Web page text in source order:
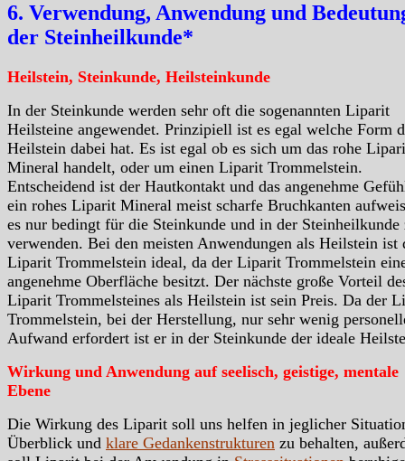
6. Verwendung, Anwendung und
der Steinheilkunde*
Heilstein, Steinkunde, Heilsteinkunde
In der Steinkunde werden sehr oft die sogenannten Liparit
Heilsteine angewendet. Prinzipiell ist es egal welche Form
Heilstein dabei hat. Es ist egal ob es sich um das rohe
Mineral handelt, oder um einen Liparit Trommelstein.
Entscheidend ist der Hautkontakt und das angenehme
ein rohes Liparit Mineral meist scharfe Bruchkanten
es nur bedingt für die Steinkunde und in der Steinheilkunde
verwenden. Bei den meisten Anwendungen als Heilstein ist
Liparit Trommelstein ideal, da der Liparit Trommelstein
angenehme Oberfläche besitzt. Der nächste große Vorteil
Liparit Trommelsteines als Heilstein ist sein Preis. Da der
Trommelstein, bei der Herstellung, nur sehr wenig
Aufwand erfordert ist er in der Steinkunde der ideale
Wirkung und Anwendung auf seelisch, geistige, mentale
Ebene
Die Wirkung des Liparit soll uns helfen in jeglicher
Überblick und klare Gedankenstrukturen zu behalten,